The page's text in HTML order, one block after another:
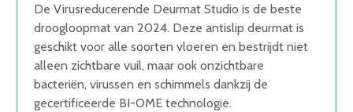
Conclusie
De Virusreducerende Deurmat Studio is de beste
droogloopmat van 2024. Deze antislip deurmat is
geschikt voor alle soorten vloeren en bestrijdt niet
alleen zichtbare vuil, maar ook onzichtbare
bacteriën, virussen en schimmels dankzij de
gecertificeerde BI-OME technologie.